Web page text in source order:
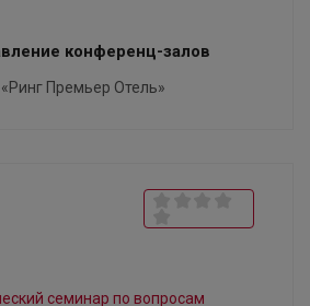
конференц-залов
Премьер Отель»